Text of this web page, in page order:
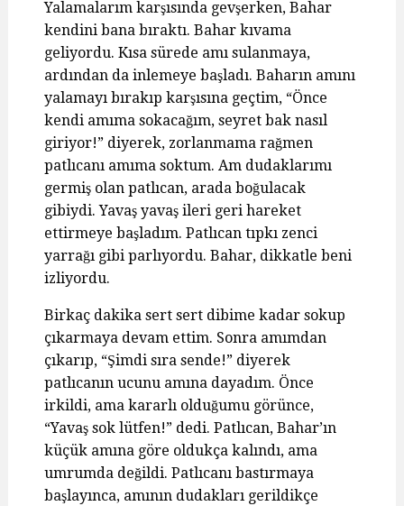
Yalamalarım karşısında gevşerken, Bahar
kendini bana bıraktı. Bahar kıvama
geliyordu. Kısa sürede amı sulanmaya,
ardından da inlemeye başladı. Baharın amını
yalamayı bırakıp karşısına geçtim, “Önce
kendi amıma sokacağım, seyret bak nasıl
giriyor!” diyerek, zorlanmama rağmen
patlıcanı amıma soktum. Am dudaklarımı
germiş olan patlıcan, arada boğulacak
gibiydi. Yavaş yavaş ileri geri hareket
ettirmeye başladım. Patlıcan tıpkı zenci
yarrağı gibi parlıyordu. Bahar, dikkatle beni
izliyordu.
Birkaç dakika sert sert dibime kadar sokup
çıkarmaya devam ettim. Sonra amımdan
çıkarıp, “Şimdi sıra sende!” diyerek
patlıcanın ucunu amına dayadım. Önce
irkildi, ama kararlı olduğumu görünce,
“Yavaş sok lütfen!” dedi. Patlıcan, Bahar’ın
küçük amına göre oldukça kalındı, ama
umrumda değildi. Patlıcanı bastırmaya
başlayınca, amının dudakları gerildikçe